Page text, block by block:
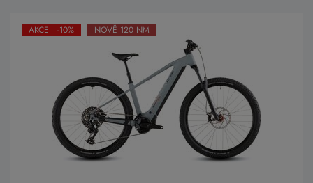
AKCE -10% NOVĚ 120 NM